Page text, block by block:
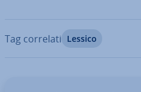
Tag correlati Lessico